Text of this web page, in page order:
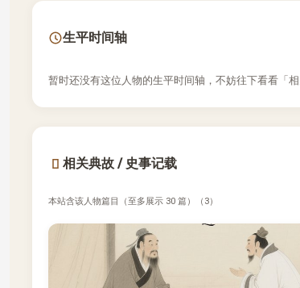
生平时间轴
暂时还没有这位人物的生平时间轴，不妨往下看看「
相关典故 / 史事记载
本站含该人物篇目（至多展示 30 篇）（3）